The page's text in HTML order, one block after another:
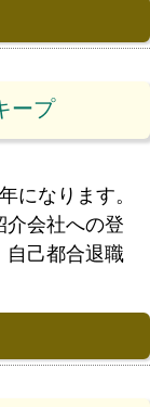
ープ
になります。
会社への登
自己都合退職